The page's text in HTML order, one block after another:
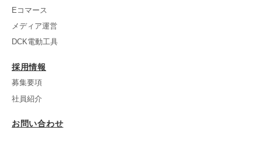
Eコマース
メディア運営
DCK電動工具
採用情報
募集要項
社員紹介
お問い合わせ